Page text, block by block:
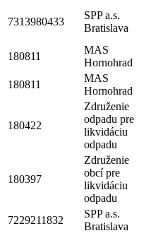
7313980433
SPP a.s.
Bratislava
180811
MAS
Hornohrad
180811
MAS
Hornohrad
180422
Združenie
odpadu pre
likvidáciu
odpadu
180397
Združenie
obcí pre
likvidáciu
odpadu
7229211832
SPP a.s.
Bratislava